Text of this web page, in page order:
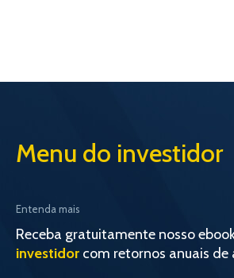
Menu do investidor
Entenda mais
Receba gratuitamente nosso
investidor com retornos anuais de